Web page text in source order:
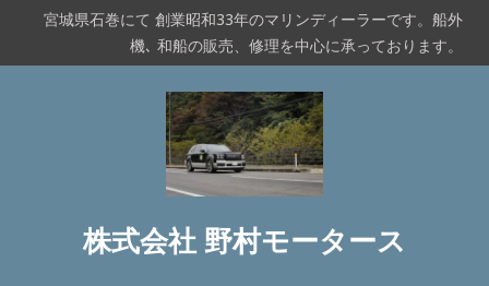
テ
宮城県石巻にて 創業昭和33年のマリンディーラーです。船外
機､ 和船の販売、修理を中心に承っております。
株式会社 野村モータース